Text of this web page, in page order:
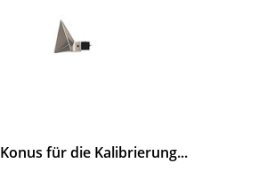
Konus für die Kalibrierung...